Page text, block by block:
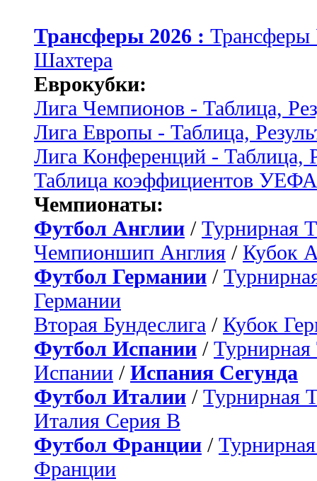
Трансферы 2026 :
Шахтера
Еврокубки:
Лига Чемпионов - Таблица,
Лига Европы - Таблица,
Лига Конференций - Таблица,
Таблица коэффициентов УЕФА
Чемпионаты:
Футбол Англии / Турнирная
Чемпионшип Англия / Кубок
Футбол Германии /
Германии
Вторая Бундеслига / Кубок
Футбол Испании / Турнирная
Испании / Испания Сегунда
Футбол Италии / Турнирная
Италия Серия B
Футбол Франции /
Франции